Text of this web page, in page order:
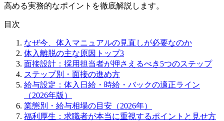
高める実務的なポイントを徹底解説します。
目次
なぜ今、体入マニュアルの見直しが必要なのか
体入離脱の主な原因トップ3
面接設計：採用担当者が押さえるべき5つのステップ
ステップ別・面接の進め方
給与設定：体入日給・時給・バックの適正ライン
（2026年版）
業態別・給与相場の目安（2026年）
福利厚生：求職者が本当に重視するポイントと見せ方